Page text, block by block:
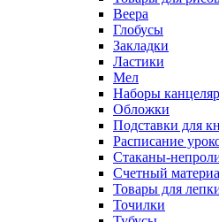
Веера
Глобусы
Закладки
Ластики
Мел
Наборы
Обложки
Подставки для
Расписание
Стаканы-
Счетный
Товары для
Точилки